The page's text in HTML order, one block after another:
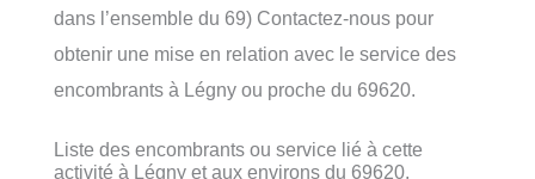
dans l’ensemble du 69) Contactez-nous pour
obtenir une mise en relation avec le service des
encombrants à Légny ou proche du 69620.
Liste des encombrants ou service lié à cette
activité à Légny et aux environs du 69620.